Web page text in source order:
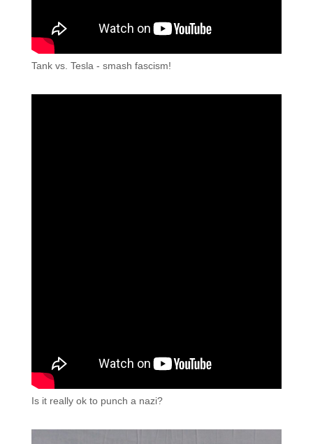
Tank vs. Tesla - smash fascism!
Is it really ok to punch a nazi?